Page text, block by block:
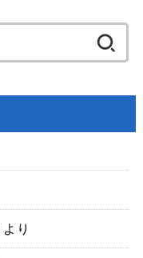
より